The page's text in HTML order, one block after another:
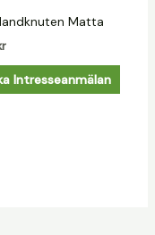
Matta
Intresseanmälan